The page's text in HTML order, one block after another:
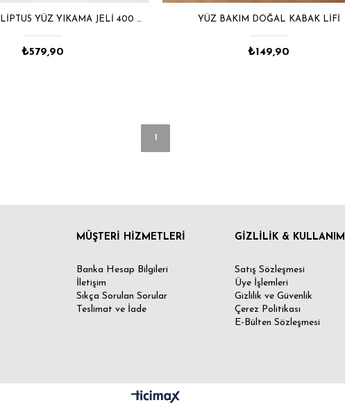
BITKISEL OKALIPTUS YÜZ YIKAMA JELI 400 ML
₺579,90
YÜZ BAKIM DOĞAL KABAK LIFI
₺149,90
1
MÜŞTERİ HİZMETLERİ
Banka Hesap Bilgileri
İletişim
Sıkça Sorulan Sorular
Teslimat ve İade
GİZLİLİK & KULLANIM
Satış Sözleşmesi
Üye İşlemleri
Gizlilik ve Güvenlik
Çerez Politikası
E-Bülten Sözleşmesi